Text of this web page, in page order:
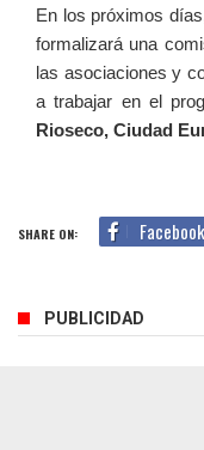
En los próximos
formalizará una
las asociaciones y
a trabajar en el
Rioseco, Ciudad
SHARE ON: Facebook
PUBLICIDAD